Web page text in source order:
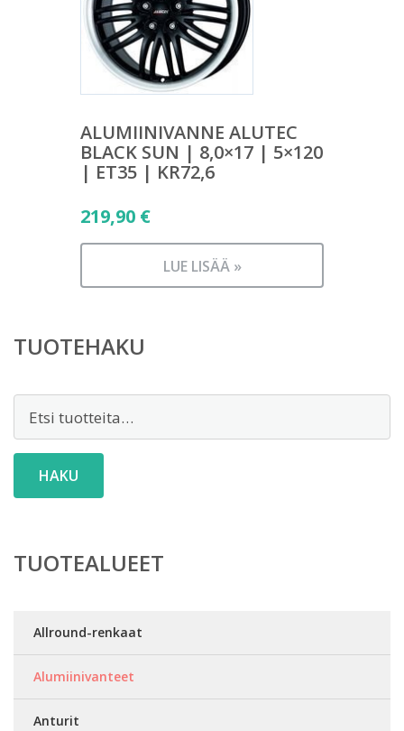
ALUMIINIVANNE ALUTEC
BLACK SUN | 8,0×17 | 5×120
| ET35 | KR72,6
219,90 €
LUE LISÄÄ »
TUOTEHAKU
HAKU
TUOTEALUEET
Allround-renkaat
Alumiinivanteet
Anturit